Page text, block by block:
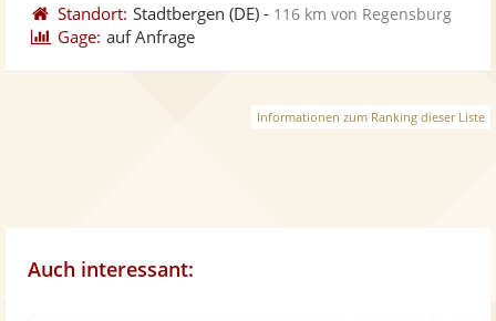
Standort: Stadtbergen (DE) - 116 km von Regensburg
Gage: auf Anfrage
Informationen zum Ranking dieser Liste
Auch interessant: